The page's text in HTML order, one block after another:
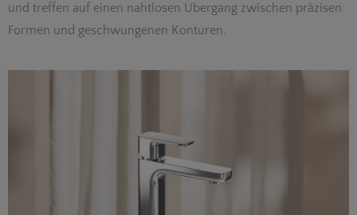
und treffen auf einen nahtlosen Übergang zwischen präzisen
Formen und geschwungenen Konturen.